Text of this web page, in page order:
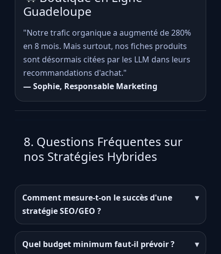
Guadeloupe
"Notre trafic organique a augmenté de 280%
en 8 mois. Mais surtout, nos fiches produits
sont désormais citées par les LLM dans leurs
recommandations d'achat."
— Sophie, Responsable Marketing
8. Questions Fréquentes sur
nos Stratégies Hybrides
Comment mesure-t-on le succès d'une
stratégie SEO/GEO ?
▾
Quel budget minimum faut-il prévoir ? ▾